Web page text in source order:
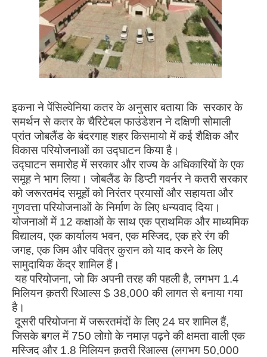
इकना ने पेंसिल्वेनिया कतर के अनुसार बताया कि सरकार के
समर्थन से कतर के चैरिटेबल फाउंडेशन ने दक्षिणी सोमाली
प्रांत जोबलैंड के बंदरगाह शहर किसमायो में कई शैक्षिक और
विकास परियोजनाओं का उद्घाटन किया है।
उद्घाटन समारोह में सरकार और राज्य के अधिकारियों के एक
समूह ने भाग लिया। जोबलैंड के डिप्टी गवर्नर ने कतरी सरकार
को जरूरतमंद समूहों को निरंतर प्रयासों और सहायता और
गुणवत्ता परियोजनाओं के निर्माण के लिए धन्यवाद दिया।
योजनाओं में 12 कक्षाओं के साथ एक प्राथमिक और माध्यमिक
विद्यालय, एक कार्यालय भवन, एक मस्जिद, एक हरे रंग की
जगह, एक जिम और पवित्र कुरान को याद करने के लिए
सामुदायिक केंद्र शामिल हैं।
यह परियोजना, जो कि अपनी तरह की पहली है, लगभग 1.4
मिलियन क़तरी रिआल्स $ 38,000 की लागत से बनाया गया
है।
दूसरी परियोजना में जरूरतमंदों के लिए 24 घर शामिल हैं,
जिसके बगल में 750 लोग़ो के नमाज़ पढ़ने की क्षमता वाली एक
मस्जिद और 1.8 मिलियन क़तरी रिआल्स (लगभग 50,000